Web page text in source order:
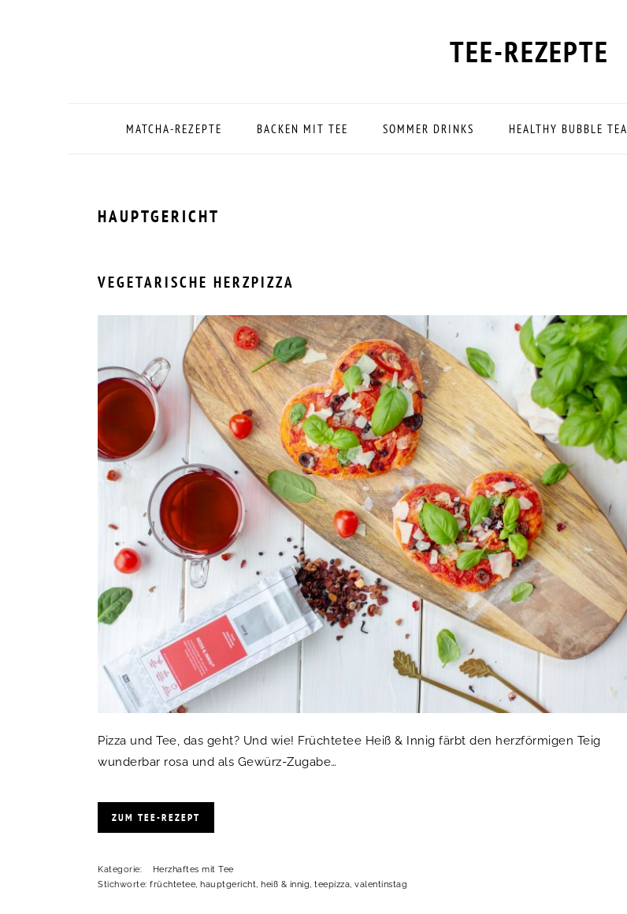
TEE-REZEPTE
MATCHA-REZEPTE BACKEN MIT TEE SOMMER DRINKS HEALTHY BUBBLE TEA
HAUPTGERICHT
VEGETARISCHE HERZPIZZA
Pizza und Tee, das geht? Und wie! Früchtetee Heiß & Innig färbt den herzförmigen Teig
wunderbar rosa und als Gewürz-Zugabe…
ZUM TEE-REZEPT
Kategorie:
Herzhaftes mit Tee
Stichworte: früchtetee, hauptgericht, heiß & innig, teepizza, valentinstag